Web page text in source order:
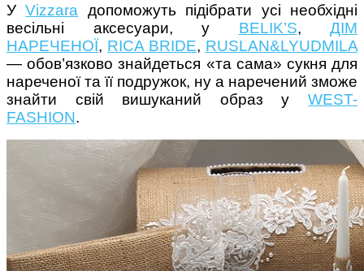
Ми запитали у зіркових
мам, яка вона - мамаWOW
УVizzara допоможуть підібрати усі необхідні
весільні аксесуари, у BELIK’S, ДІМ
НАРЕЧЕНОЇ, RICA BRIDE, RUSLAN&LYUDMILA
— обов’язково знайдеться «та сама» сукня для
нареченої та її подружок, ну а наречений зможе
знайти свій вишуканий образ у WEST-
FASHION.